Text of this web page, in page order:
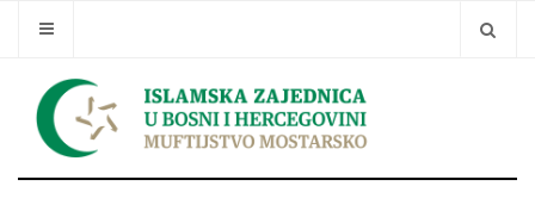
Traži